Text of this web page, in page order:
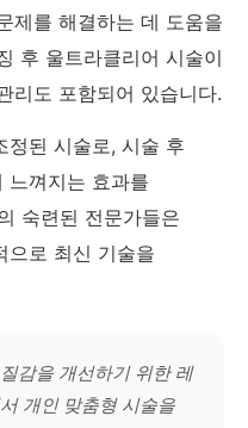
제를 해결하는 데 도움을
후 울트라클리어 시술이
리도 포함되어 있습니다.
정된 시술로, 시술 후
느껴지는 효과를
숙련된 전문가들은
으로 최신 기술을
감을 개선하기 위한 레
개인 맞춤형 시술을